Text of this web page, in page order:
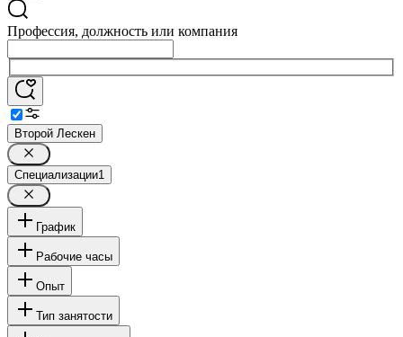
Профессия, должность или компания
Второй Лескен
Специализации1
График
Рабочие часы
Опыт
Тип занятости